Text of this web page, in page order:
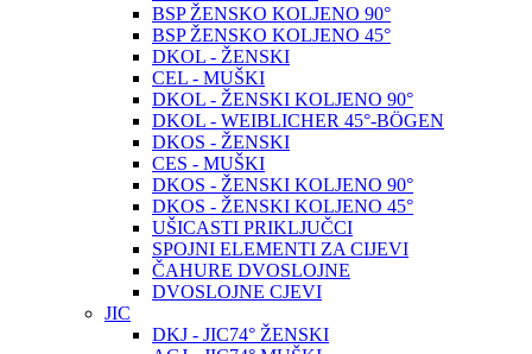
BSP ŽENSKO KOLJENO 90°
BSP ŽENSKO KOLJENO 45°
DKOL - ŽENSKI
CEL - MUŠKI
DKOL - ŽENSKI KOLJENO 90°
DKOL - WEIBLICHER 45°-BÖGEN
DKOS - ŽENSKI
CES - MUŠKI
DKOS - ŽENSKI KOLJENO 90°
DKOS - ŽENSKI KOLJENO 45°
UŠICASTI PRIKLJUČCI
SPOJNI ELEMENTI ZA CIJEVI
ČAHURE DVOSLOJNE
DVOSLOJNE CJEVI
JIC
DKJ - JIC74° ŽENSKI